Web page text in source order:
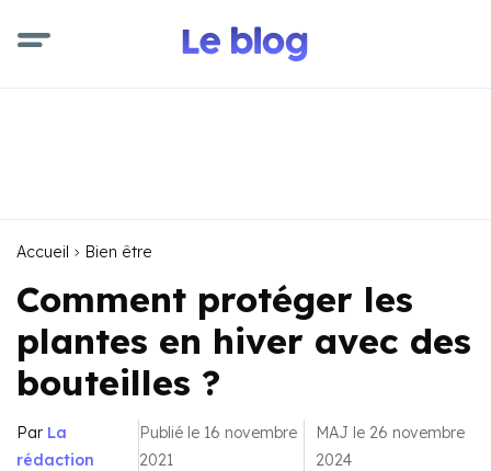
Accueil Bien être
Comment protéger les
plantes en hiver avec des
bouteilles ?
Par La
rédaction
Publié le 16 novembre
2021
MAJ le 26 novembre
2024